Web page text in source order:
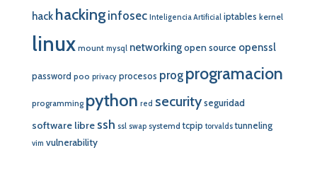
hack hacking infosec Inteligencia Artificial iptables kernel
linux mount mysql networkingopen source openssl
password poo privacy procesos prog programacion
programming python red securityseguridad
software libre ssh ssl swap systemd tcpip torvalds tunneling
vim vulnerability